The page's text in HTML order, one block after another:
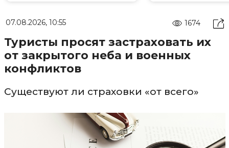
07.08.2026, 10:55 1674
Туристы просят застраховать их
от закрытого неба и военных
конфликтов
Существуют ли страховки «от всего»